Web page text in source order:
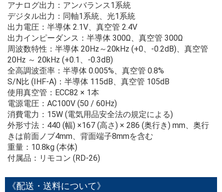
アナログ出力：アンバランス1系統
デジタル出力：同軸1系統、光1系統
出力電圧：半導体 2.1V、真空管 2.4V
出力インピーダンス：半導体 300Ω、真空管 300Ω
周波数特性：半導体 20Hz～20kHz (+0、-0.2dB)、真空管
20Hz ～ 20kHz (+0.1、-0.3dB)
全高調波歪率：半導体 0.005%、真空管 0.8%
S/N比 (IHF-A)：半導体 115dB、真空管 105dB
使用真空管：ECC82 × 1本
電源電圧：AC100V (50 / 60Hz)
消費電力：15W (電気用品安全法の規定による)
外形寸法：440 (幅) ×167 (高さ) × 286 (奥行き) mm、奥行
きは前面ノブ4mm、背面端子8mmを含む
重量：10.8kg (本体)
付属品：リモコン (RD-26)
《配送・送料について》